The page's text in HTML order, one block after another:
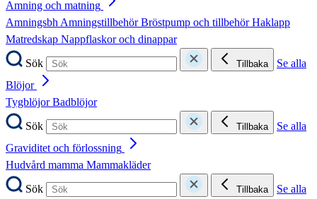
Amning och matning
AmningsbhAmningstillbehörBröstpump och tillbehörHaklapp
Matredskap Nappflaskor och dinappar
Sök
Tillbaka
Se alla
Blöjor
TygblöjorBadblöjor
Sök
Tillbaka
Se alla
Graviditet och förlossning
Hudvård mamma Mammakläder
Sök
Tillbaka
Se alla